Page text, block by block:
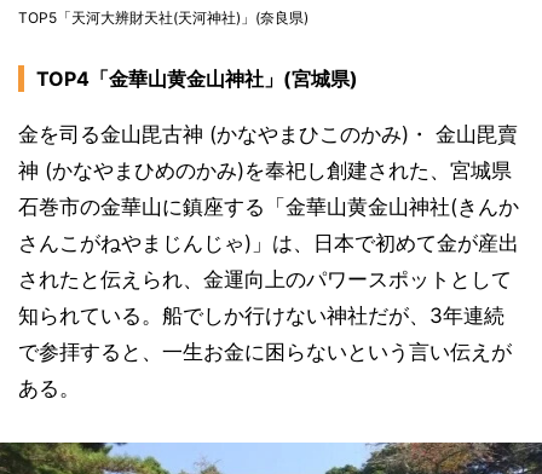
TOP5「天河大辨財天社(天河神社)」(奈良県)
TOP4「金華山黄金山神社」(宮城県)
金を司る金山毘古神 (かなやまひこのかみ)・ 金山毘賣
神 (かなやまひめのかみ)を奉祀し創建された、宮城県
石巻市の金華山に鎮座する「金華山黄金山神社(きんか
さんこがねやまじんじゃ)」は、日本で初めて金が産出
されたと伝えられ、金運向上のパワースポットとして
知られている。船でしか行けない神社だが、3年連続
で参拝すると、一生お金に困らないという言い伝えが
ある。